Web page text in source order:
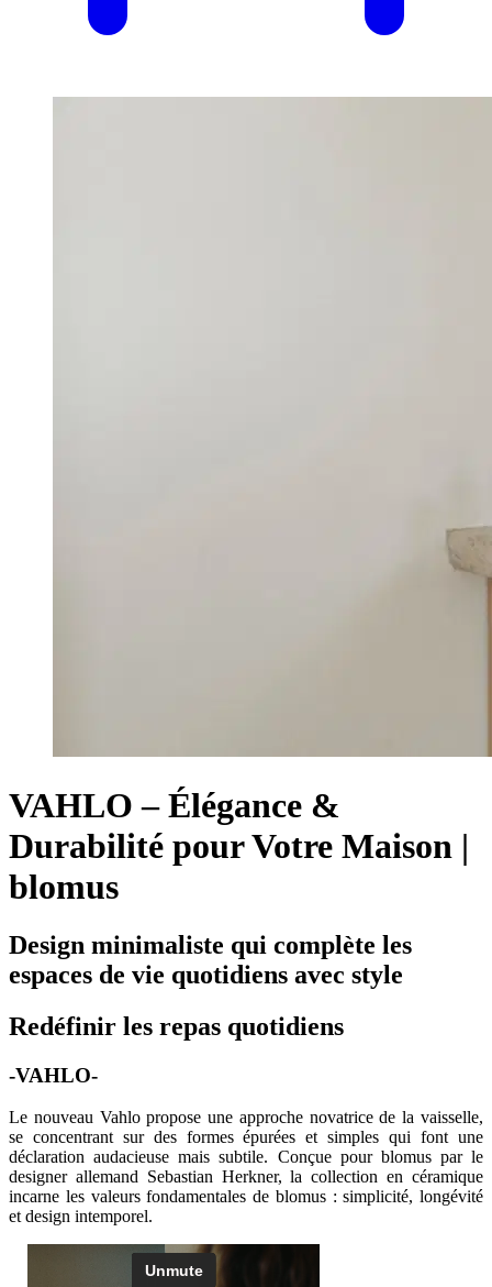
VAHLO – Élégance &
Durabilité pour Votre Maison |
blomus
Design minimaliste qui complète les
espaces de vie quotidiens avec style
Redéfinir les repas quotidiens
-VAHLO-
Le nouveau Vahlo propose une approche novatrice de la vaisselle,
se concentrant sur des formes épurées et simples qui font une
déclaration audacieuse mais subtile. Conçue pour blomus par le
designer allemand Sebastian Herkner, la collection en céramique
incarne les valeurs fondamentales de blomus : simplicité, longévité
et design intemporel.